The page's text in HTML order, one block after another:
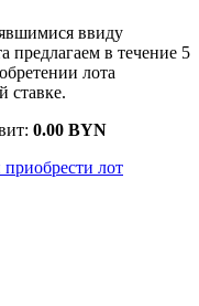
ввиду
предлагаем в течение 5
лота
ставке.
0.00 BYN
приобрести лот